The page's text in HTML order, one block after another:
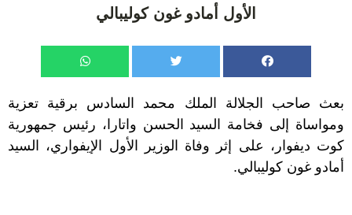
الأول أمادو غون كوليبالي
بعث صاحب الجلالة الملك محمد السادس برقية تعزية
ومواساة إلى فخامة السيد الحسن واتارا، رئيس جمهورية
كوت ديفوار، على إثر وفاة الوزير الأول الإيفواري، السيد
أمادو غون كوليبالي.